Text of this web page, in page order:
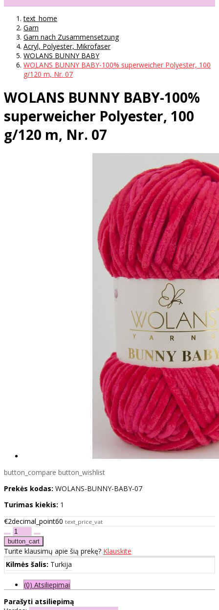
text_home
Garn
Garn nach Zusammensetzung
Acryl, Polyester, Mikrofaser
WOLANS BUNNY BABY
WOLANS BUNNY BABY-100% superweicher Polyester, 100
g/120 m, Nr. 07
WOLANS BUNNY BABY-100%
superweicher Polyester, 100
g/120 m, Nr. 07
button_compare button_wishlist
Prekės kodas: WOLANS-BUNNY-BABY-07
Turimas kiekis: 1
€2decimal_point60 text_price_vat
Turite klausimų apie šią prekę? Klauskite
Kilmės šalis: Turkija
(0) Atsiliepimai
Parašyti atsiliepimą